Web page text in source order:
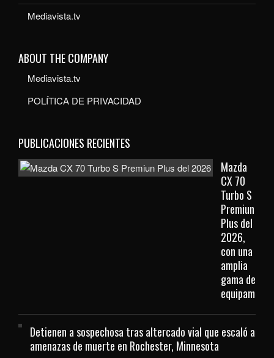
Mediavista.tv
ABOUT THE COMPANY
Mediavista.tv
POLÍTICA DE PRIVACIDAD
PUBLICACIONES RECIENTES
Mazda
CX 70
Turbo S
Premiun
Plus del
2026,
con una
amplia
gama de
Detienen a sospechosa tras altercado vial que escaló a
amenazas de muerte en Rochester, Minnesota